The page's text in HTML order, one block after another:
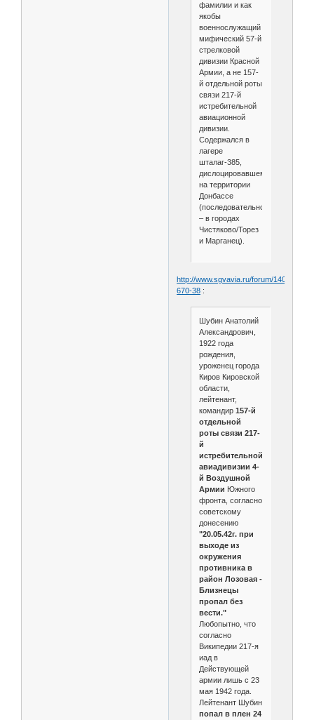
фамилии и как
якобы
военнослужащий
мифический 57-й
стрелковой
дивизии Красной
Армии, а не 157-
й отдельной роты
связи 217-й
истребительной
авиационной
дивизии.
Содержался в
лагере
шталаг-385,
дислоцировавшемся
на территории
Донбассе
(последовательно
– в городах
Чистяково/Торез
и Марганец).
http://www.sgvavia.ru/forum/140-
670-38 :
Шубин Анатолий
Александрович,
1922 года
рождения,
уроженец города
Киров Кировской
области,
лейтенант,
командир 157-й
отдельной
роты связи 217-
й
истребительной
авиадивизии 4-
й Воздушной
Армии Южного
фронта, согласно
советскому
донесению
"20.05.42г. при
выходе из
окружения
противника в
район Лозовая -
Близнецы
пропал без
вести."
Любопытно, что
согласно
Википедии 217-я
иад в
Действующей
армии лишь с 23
мая 1942 года.
Лейтенант Шубин
попал в плен 24